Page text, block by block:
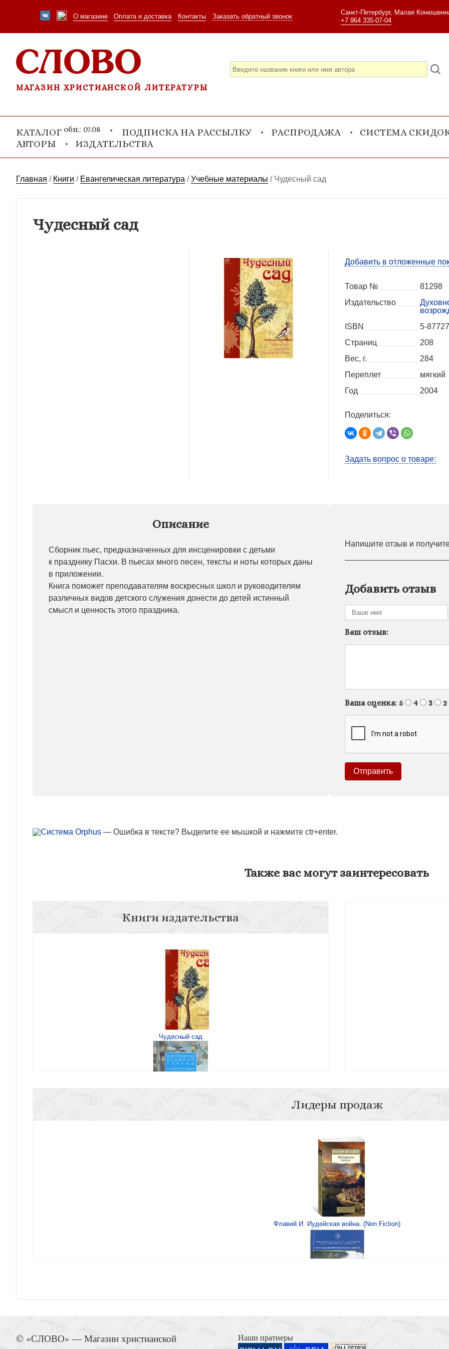
О магазине Оплата и доставка Контакты Заказать обратный звонок
Санкт-Петербург, Малая
+7 964 335-07-04
МАГАЗИН ХРИСТИАНСКОЙ ЛИТЕРАТУРЫ
КАТАЛОГ обн.: 07.08 ПОДПИСКА НА РАССЫЛКУ РАСПРОДАЖА
СИСТЕМА
АВТОРЫ
ИЗДАТЕЛЬСТВА
Главная / Книги / Евангелическая литература /Учебные материалы / Чудесный сад
Чудесный сад
Добавить в отложенные
Товар №
81298
Издательство
ISBN
5-
Страниц
208
Вес, г.
284
Переплет
мягкий
Год
2004
Поделиться:
Задать вопрос о товаре:
Описание
Сборник пьес, предназначенных для инсценировки с детьми
к празднику Пасхи. В пьесах много песен, тексты и ноты которых даны
в приложении.
Книга поможет преподавателям воскресных школ и руководителям
различных видов детского служения донести до детей истинный
смысл и ценность этого праздника.
Напишите отзыв и
Добавить отзыв
Ваш отзыв:
Ваша оценка: 5 4 3 2
— Ошибка в тексте? Выделите ее мышкой и нажмите ctr+enter.
Также вас могут заинтересовать
Книги издательства
Чудесный сад
Лидеры продаж
Флавий И. Иудейская война. (Non Fiction)
Книга Иисуса Навина
© «СЛОВО» — Магазин христианской
Наши пратнеры